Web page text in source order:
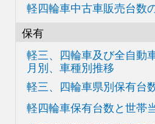
軽四輪車中古車販売台数
保有
軽三、四輪車及び全自動
月別、車種別推移
軽三、四輪車県別保有台
軽四輪車保有台数と世帯